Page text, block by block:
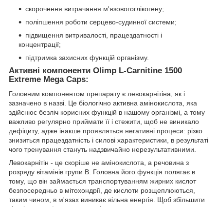
скорочення витрачання м'язовогоглікогену;
поліпшення роботи серцево-судинної системи;
підвищення витривалості, працездатності і
концентрації;
підтримка захисних функцій організму.
Активні компоненти Olimp L-Carnitine 1500
Extreme Mega Caps:
Головним компонентом препарату є левокарнітіна, як і
зазначено в назві. Це біологічно активна амінокислота, яка
здійснює безліч корисних функцій в нашому організмі, а тому
важливо регулярно приймати її і стежити, щоб не виникало
дефіциту, адже інакше проявляться негативні процеси: різко
знизиться працездатність і силові характеристики, в результаті
чого тренування стануть надзвичайно нерезультативними.
Левокарнітін - це скоріше не амінокислота, а речовина з
розряду вітамінів групи В. Головна його функція полягає в
тому, що він займається транспортуванням жирних кислот
безпосередньо в мітохондрії, де кислоти розщеплюються,
таким чином, в м'язах виникає вільна енергія. Щоб збільшити